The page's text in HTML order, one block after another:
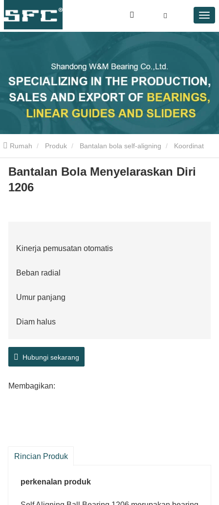
Rumah Produk Bantalan bola self-aligning
penagihan bola 1206
Bantalan Bola Menyelaraskan Diri
1206
Kinerja pemusatan otomatis
Beban radial
Umur panjang
Diam halus
Performa stabil
Hubungi sekarang
Membagikan:
Rincian Produk
perkenalan produk